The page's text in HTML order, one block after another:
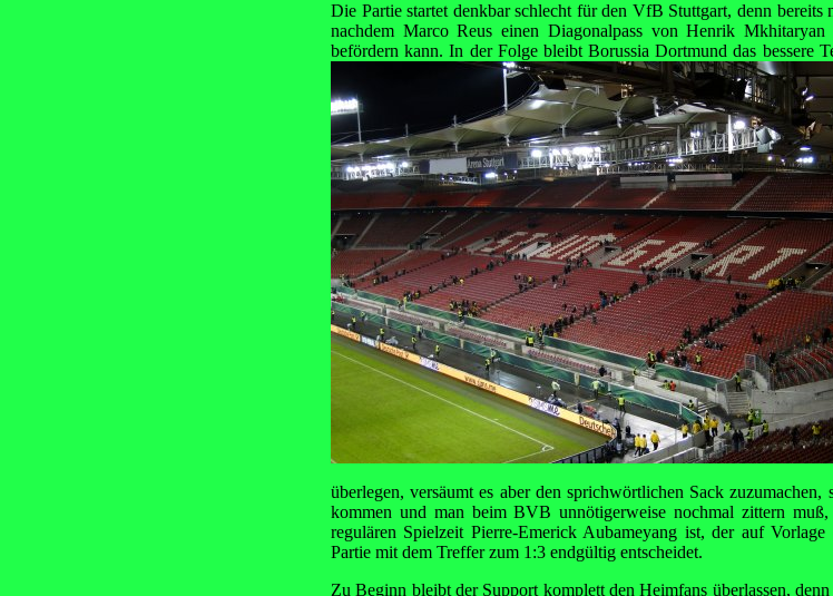
Die Partie startet denkbar schlecht für den VfB Stuttgart, denn
nachdem Marco Reus einen Diagonalpass von Henrik
befördern kann. In der Folge bleibt Borussia Dortmund das bessere
überlegen, versäumt es aber den sprichwörtlichen Sack zuzumachen,
kommen und man beim BVB unnötigerweise nochmal zittern
regulären Spielzeit Pierre-Emerick Aubameyang ist, der auf
Partie mit dem Treffer zum 1:3 endgültig entscheidet.
Zu Beginn bleibt der Support komplett den Heimfans überlassen,